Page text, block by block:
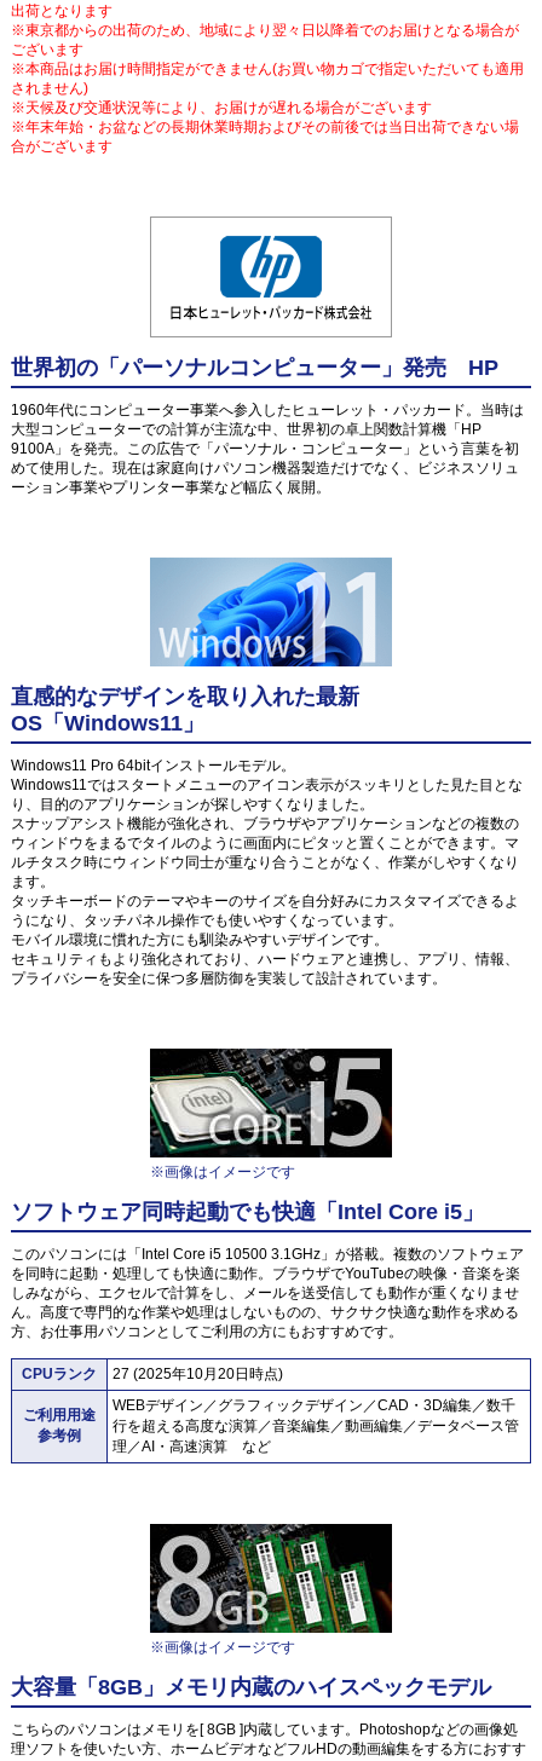
出荷となります
※東京都からの出荷のため、地域により翌々日以降着でのお届けとなる場合が
ございます
※本商品はお届け時間指定ができません(お買い物カゴで指定いただいても適用
されません)
※天候及び交通状況等により、お届けが遅れる場合がございます
※年末年始・お盆などの長期休業時期およびその前後では当日出荷できない場
合がございます
世界初の「パーソナルコンピューター」発売 HP
1960年代にコンピューター事業へ参入したヒューレット・パッカード。当時は
大型コンピューターでの計算が主流な中、世界初の卓上関数計算機「HP
9100A」を発売。この広告で「パーソナル・コンピューター」という言葉を初
めて使用した。現在は家庭向けパソコン機器製造だけでなく、ビジネスソリュ
ーション事業やプリンター事業など幅広く展開。
直感的なデザインを取り入れた最新
OS「Windows11」
Windows11 Pro 64bitインストールモデル。
Windows11ではスタートメニューのアイコン表示がスッキリとした見た目とな
り、目的のアプリケーションが探しやすくなりました。
スナップアシスト機能が強化され、ブラウザやアプリケーションなどの複数の
ウィンドウをまるでタイルのように画面内にピタッと置くことができます。マ
ルチタスク時にウィンドウ同士が重なり合うことがなく、作業がしやすくなり
ます。
タッチキーボードのテーマやキーのサイズを自分好みにカスタマイズできるよ
うになり、タッチパネル操作でも使いやすくなっています。
モバイル環境に慣れた方にも馴染みやすいデザインです。
セキュリティもより強化されており、ハードウェアと連携し、アプリ、情報、
プライバシーを安全に保つ多層防御を実装して設計されています。
※画像はイメージです
ソフトウェア同時起動でも快適「Intel Core i5」
このパソコンには「Intel Core i5 10500 3.1GHz」が搭載。複数のソフトウェア
を同時に起動・処理しても快適に動作。ブラウザでYouTubeの映像・音楽を楽
しみながら、エクセルで計算をし、メールを送受信しても動作が重くなりませ
ん。高度で専門的な作業や処理はしないものの、サクサク快適な動作を求める
方、お仕事用パソコンとしてご利用の方にもおすすめです。
CPUランク 27 (2025年10月20日時点)
ご利用用途
参考例
WEBデザイン／グラフィックデザイン／CAD・3D編集／数千
行を超える高度な演算／音楽編集／動画編集／データベース管
理／AI・高速演算 など
※画像はイメージです
大容量「8GB」メモリ内蔵のハイスペックモデル
こちらのパソコンはメモリを[ 8GB ]内蔵しています。Photoshopなどの画像処
理ソフトを使いたい方、ホームビデオなどフルHDの動画編集をする方におすす